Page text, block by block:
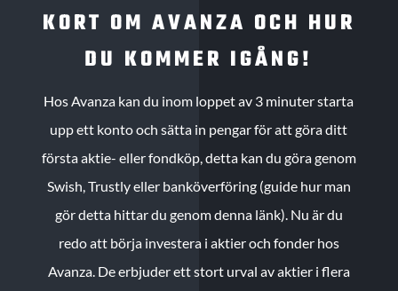
KORT OM AVANZA OCH HUR
DU KOMMER IGÅNG!
Hos Avanza kan du inom loppet av 3 minuter starta
upp ett konto och sätta in pengar för att göra ditt
första aktie- eller fondköp, detta kan du göra genom
Swish, Trustly eller banköverföring (guide hur man
gör detta hittar du genom denna länk). Nu är du
redo att börja investera i aktier och fonder hos
Avanza. De erbjuder ett stort urval av aktier i flera